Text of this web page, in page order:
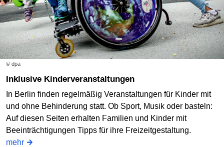
© dpa
Inklusive Kinderveranstaltungen
In Berlin finden regelmäßig Veranstaltungen für Kinder mit
und ohne Behinderung statt. Ob Sport, Musik oder basteln:
Auf diesen Seiten erhalten Familien und Kinder mit
Beeinträchtigungen Tipps für ihre Freizeitgestaltung.
mehr